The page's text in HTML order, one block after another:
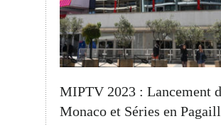
MIPTV 2023 : Lancement
Monaco et Séries en